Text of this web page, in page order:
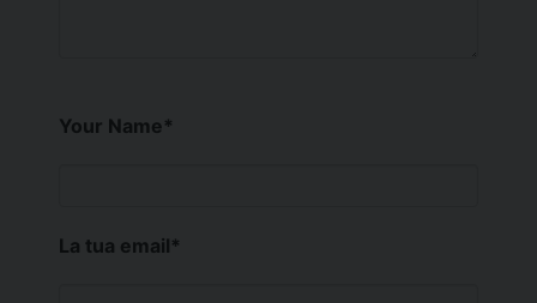
Your Name*
La tua email*